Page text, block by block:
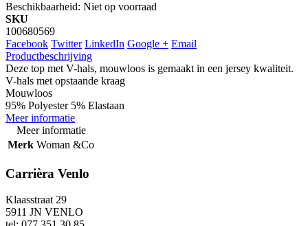
Beschikbaarheid: Niet op voorraad
SKU
100680569
Facebook Twitter LinkedIn Google + Email
Productbeschrijving
Deze top met V-hals, mouwloos is gemaakt in een jersey kwaliteit.
V-hals met opstaande kraag
Mouwloos
95% Polyester 5% Elastaan
Meer informatie
Meer informatie
Merk Woman &Co
Carrièra Venlo
Klaasstraat 29
5911 JN VENLO